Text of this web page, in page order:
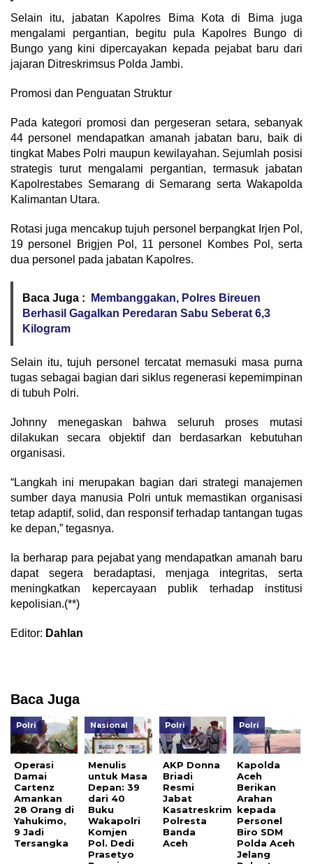
Selain itu, jabatan Kapolres Bima Kota di Bima juga
mengalami pergantian, begitu pula Kapolres Bungo di
Bungo yang kini dipercayakan kepada pejabat baru dari
jajaran Ditreskrimsus Polda Jambi.
Promosi dan Penguatan Struktur
Pada kategori promosi dan pergeseran setara, sebanyak
44 personel mendapatkan amanah jabatan baru, baik di
tingkat Mabes Polri maupun kewilayahan. Sejumlah posisi
strategis turut mengalami pergantian, termasuk jabatan
Kapolrestabes Semarang di Semarang serta Wakapolda
Kalimantan Utara.
Rotasi juga mencakup tujuh personel berpangkat Irjen Pol,
19 personel Brigjen Pol, 11 personel Kombes Pol, serta
dua personel pada jabatan Kapolres.
Baca Juga :
Membanggakan, Polres Bireuen
Berhasil Gagalkan Peredaran Sabu Seberat 6,3
Kilogram
Selain itu, tujuh personel tercatat memasuki masa purna
tugas sebagai bagian dari siklus regenerasi kepemimpinan
di tubuh Polri.
Johnny menegaskan bahwa seluruh proses mutasi
dilakukan secara objektif dan berdasarkan kebutuhan
organisasi.
“Langkah ini merupakan bagian dari strategi manajemen
sumber daya manusia Polri untuk memastikan organisasi
tetap adaptif, solid, dan responsif terhadap tantangan tugas
ke depan,” tegasnya.
Ia berharap para pejabat yang mendapatkan amanah baru
dapat segera beradaptasi, menjaga integritas, serta
meningkatkan kepercayaan publik terhadap institusi
kepolisian.(**)
Editor: Dahlan
Baca Juga
Polri
Operasi
Damai
Cartenz
Amankan
28 Orang di
Yahukimo,
9 Jadi
Tersangka
Nasional
Menulis
untuk Masa
Depan: 39
dari 40
Buku
Wakapolri
Komjen
Pol. Dedi
Prasetyo
Polri
AKP Donna
Briadi
Resmi
Jabat
Kasatreskrim
Polresta
Banda
Aceh
Polri
Kapolda
Aceh
Berikan
Arahan
kepada
Personel
Biro SDM
Polda Aceh
Jelang